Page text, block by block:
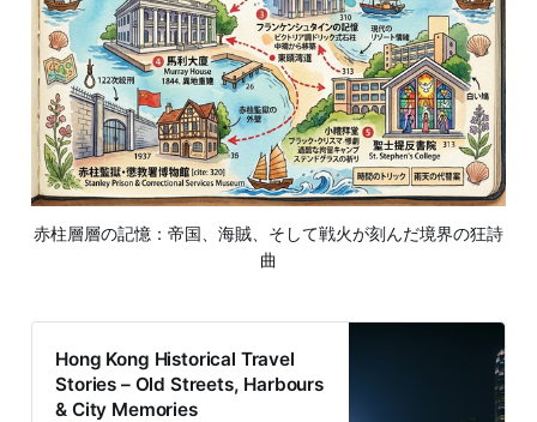
赤柱層層の記憶：帝国、海賊、そして戦火が刻んだ境界の狂詩
曲
Hong Kong Historical Travel
Stories – Old Streets, Harbours
& City Memories